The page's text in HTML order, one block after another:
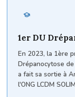
1er DU
En 2023, la 1ère
Drépanocytose
a fait sa sortie à
l'ONG LCDM